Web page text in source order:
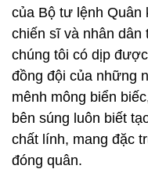
của Bộ tư lệnh Quân
chiến sĩ và nhân dân
chúng tôi có dịp
đồng đội của những
mênh mông biển
bên súng luôn biết
chất lính, mang đặc
đóng quân.